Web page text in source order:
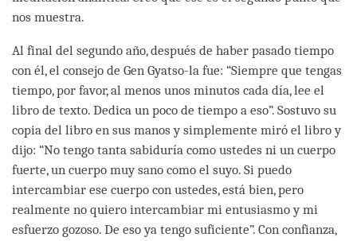
nos muestra.
Al final del segundo año, después de haber pasado tiempo
con él, el consejo de Gen Gyatso-la fue: “Siempre que tengas
tiempo, por favor, al menos unos minutos cada día, lee el
libro de texto. Dedica un poco de tiempo a eso”. Sostuvo su
copia del libro en sus manos y simplemente miró el libro y
dijo: “No tengo tanta sabiduría como ustedes ni un cuerpo
fuerte, un cuerpo muy sano como el suyo. Si puedo
intercambiar ese cuerpo con ustedes, está bien, pero
realmente no quiero intercambiar mi entusiasmo y mi
esfuerzo gozoso. De eso ya tengo suficiente”. Con confianza,